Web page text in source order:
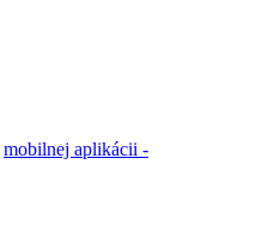
mobilnej aplikácii -